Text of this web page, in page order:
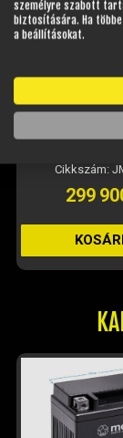
BARTON
CROSS MOTOR
- FEHÉR-
Cikkszám:
299
személyre szabott
biztosítására. Ha
a beállításokat.